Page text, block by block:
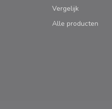
Vergelijk
Alle producten